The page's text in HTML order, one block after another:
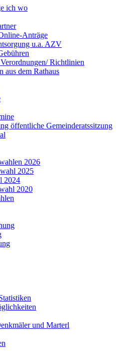
ich wo
Anträge
u.a. AZV
Richtlinien
aus dem Rathaus
öffentliche Gemeinderatssitzung
2026
2025
2024
2020
und Marterl